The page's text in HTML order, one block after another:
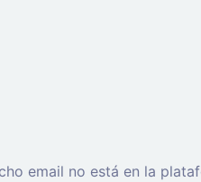
email no está en la